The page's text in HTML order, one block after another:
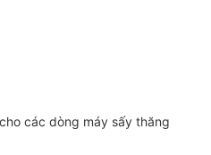
các dòng máy sấy thăng